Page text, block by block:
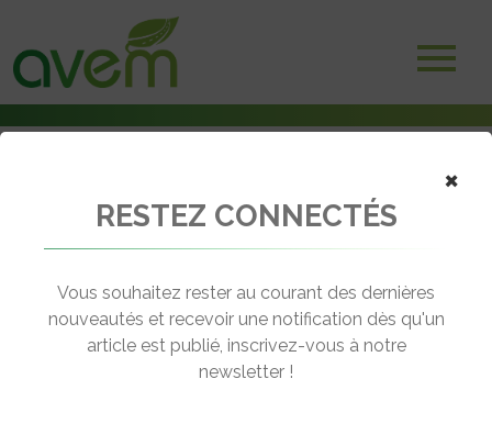
Gros investissement de Toyota dans les batteries de véhicules
← Revenir aux actualités
×
RESTEZ CONNECTÉS
Vous souhaitez rester au courant des dernières
nouveautés et recevoir une notification dès qu'un
article est publié, inscrivez-vous à notre
newsletter !